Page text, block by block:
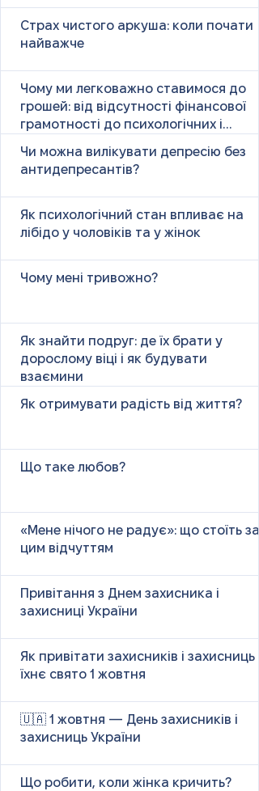
Страх чистого аркуша: коли почати
найважче
Чому ми легковажно ставимося до
грошей: від відсутності фінансової
грамотності до психологічних і
Чи можна вилікувати депресію без
антидепресантів?
Як психологічний стан впливає на
лібідо у чоловіків та у жінок
Чому мені тривожно?
Як знайти подруг: де їх брати у
дорослому віці і як будувати
взаємини
Як отримувати радість від життя?
Що таке любов?
«Мене нічого не радує»: що стоїть за
цим відчуттям
Привітання з Днем захисника і
захисниці України
Як привітати захисників і захисниць у
їхнє свято 1 жовтня
🇺🇦 1 жовтня — День захисників і
захисниць України
Що робити, коли жінка кричить?